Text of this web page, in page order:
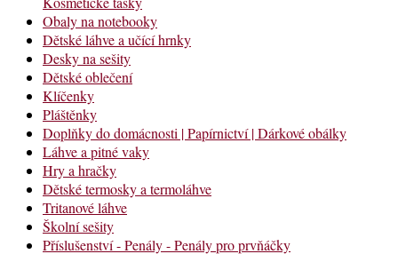
Obaly na notebooky
Dětské láhve a učící hrnky
Desky na sešity
Dětské oblečení
Klíčenky
Pláštěnky
Doplňky do domácnosti | Papírnictví | Dárkové obálky
Láhve a pitné vaky
Hry a hračky
Dětské termosky a termoláhve
Tritanové láhve
Školní sešity
Příslušenství - Penály - Penály pro prvňáčky